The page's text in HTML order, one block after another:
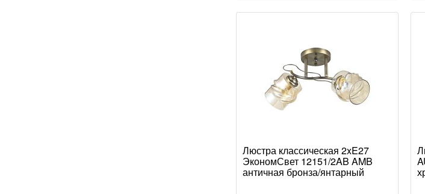
Люстра классическая 2xE27
ЭкономСвет 12151/2AB AMB
античная бронза/янтарный